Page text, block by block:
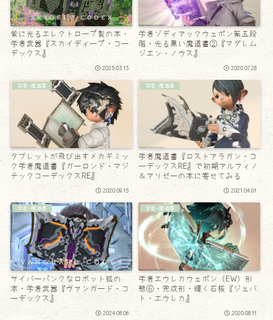
紫に光るエレクトロープ製の本・
学者武器『スカイディープ・コー
デックス』
2025.03.13
学者ゾディアックウェポン第五段
階・光る黒い魔道書②『マダレム
ジエン・ノウス』
2020.07.28
学者-魔道書
タブレットが飛び出すメカギミッ
ク学者魔道書『ガーロンド・マジ
テックコーデックスRE』
2020.09.15
学者-魔道書
学者魔道書『ロストアラガン・コ
ーデックスRE』で初期アルフィノ
＆アリゼーの本に寄せてみる
2021.04.01
学者-魔道書
サイバーパンクなロボット狐の
本・学者武器『ヴァンガード・コ
ーデックス』
2024.08.06
学者-魔道書
学者エウレカウェポン（EW）形
態⑥・完成形・輝く石板『ジェバ
ト・エウレカ』
2020.08.11